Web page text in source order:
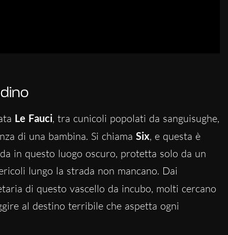
Le Fauci, tra cunicoli popolati da sanguisughe,
di una bambina. Si chiama Six, e questa è
in questo luogo oscuro, protetta solo da un
lungo la strada non mancano. Dai
di questo vascello da incubo, molti cercano
al destino terribile che aspetta ogni